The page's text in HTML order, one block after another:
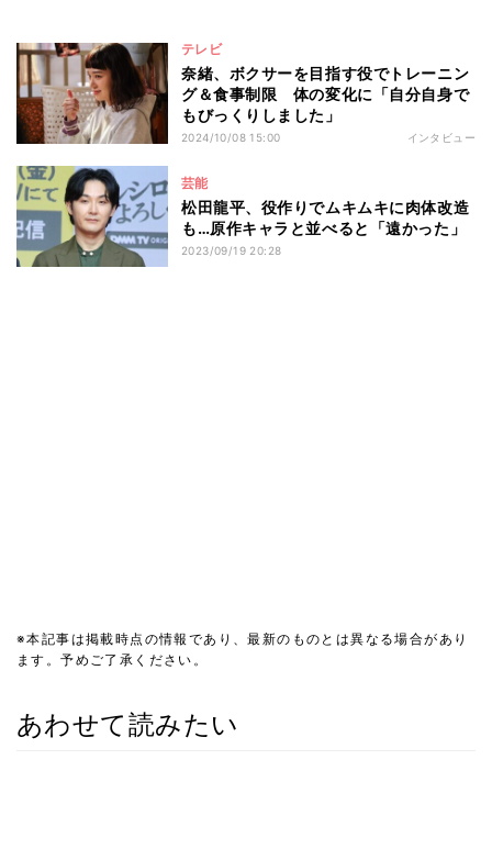
テレビ
奈緒、ボクサーを目指す役でトレーニン
グ＆食事制限 体の変化に「自分自身で
もびっくりしました」
2024/10/08 15:00 インタビュー
芸能
松田龍平、役作りでムキムキに肉体改造
も…原作キャラと並べると「遠かった」
2023/09/19 20:28
※本記事は掲載時点の情報であり、最新のものとは異なる場合があり
ます。予めご了承ください。
あわせて読みたい